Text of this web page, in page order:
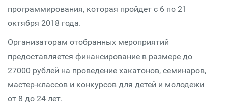
программирования, которая пройдет с 6 по 21
октября 2018 года.
Организаторам отобранных мероприятий
предоставляется финансирование в размере до
27000 рублей на проведение хакатонов, семинаров,
мастер-классов и конкурсов для детей и молодежи
от 8 до 24 лет.